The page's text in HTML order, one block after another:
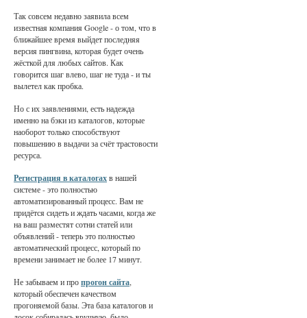
Так совсем недавно заявила всем
известная компания Google - о том, что в
ближайшее время выйдет последняя
версия пингвина, которая будет очень
жёсткой для любых сайтов. Как
говорится шаг влево, шаг не туда - и ты
вылетел как пробка.
Но с их заявлениями, есть надежда
именно на бэки из каталогов, которые
наоборот только способствуют
повышению в выдачи за счёт трастовости
ресурса.
Регистрация в каталогахв нашей
системе - это полностью
автоматизированный процесс. Вам не
придётся сидеть и ждать часами, когда же
на ваш разместят сотни статей или
объявлений - теперь это полностью
автоматический процесс, который по
времени занимает не более 17 минут.
Не забываем и пропрогон сайта,
который обеспечен качеством
прогоняемой базы. Эта база каталогов и